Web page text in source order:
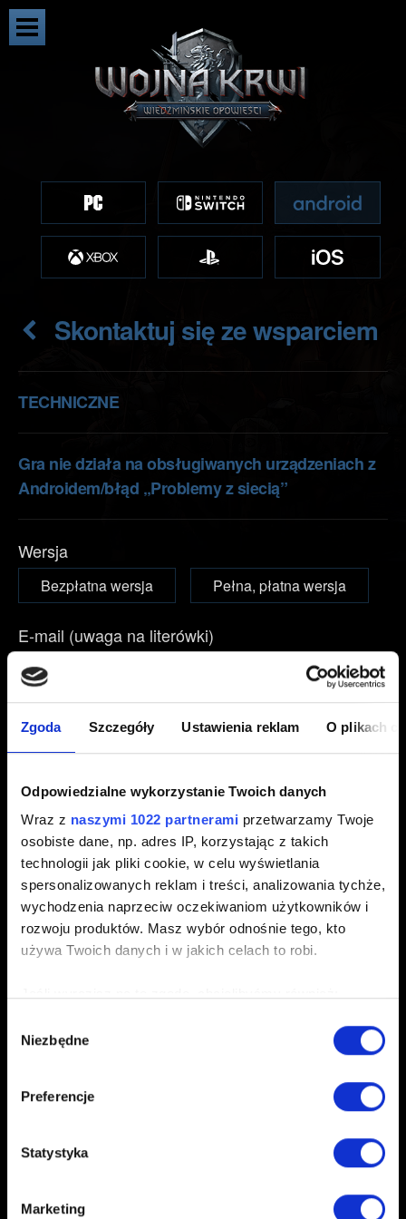
Zgoda Szczegóły Ustawienia reklam O plikach
Odpowiedzialne wykorzystanie Twoich danych
Wraz z naszymi 1022 partnerami przetwarzamy Twoje
osobiste dane, np. adres IP, korzystając z takich
technologii jak pliki cookie, w celu wyświetlania
spersonalizowanych reklam i treści, analizowania tychże,
wychodzenia naprzeciw oczekiwaniom użytkowników i
rozwoju produktów. Masz wybór odnośnie tego, kto
używa Twoich danych i w jakich celach to robi.
geograficznej z dokładnością nawet do kilku metrów
analizując charakteryzującego je zbiory danych
(fingerprinting, czyli wirtualny odcisk palca)
dane są przetwarzane oraz ustaw własne preferencje w
zmienić lub wycofać swoją zgodę w dowolnej chwili.
zgody
Niezbędne
Preferencje
Statystyka
Marketing
Skontaktuj się ze wsparciem
TECHNICZNE
Gra nie działa na obsługiwanych urządzeniach z
Androidem/błąd „Problemy z siecią”
Wersja
Bezpłatna wersja Pełna, płatna wersja
E-mail (uwaga na literówki)
Krótki opis problemu
0/20
Dodaj plik
Możesz załączyć do zgłoszenia plik np. zrzut ekranu.
Limit: 12 MB.
Informacja na temat Twoich danych osobowych